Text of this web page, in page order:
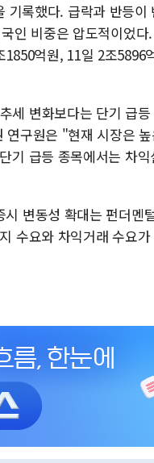
기록했다. 급락과 반등
인 비중은 압도적이었
억원, 11일 2조
세 변화보다는 단기 급
구원은 "현재 시장은
기 급등 종목에서는 차
변동성 확대는 펀더멘
수요와 차익거래 수요